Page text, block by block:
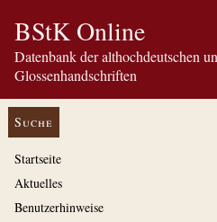
BStK Online
Datenbank der althochdeutschen
Glossenhandschriften
Suche
Startseite
Aktuelles
Benutzerhinweise